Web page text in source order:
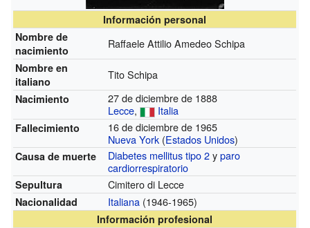
Información personal
Nombre de
nacimiento
Raffaele Attilio Amedeo Schipa
Nombre en
italiano
Tito Schipa
Nacimiento
27 de diciembre de 1888
Lecce, Italia
Fallecimiento
16 de diciembre de 1965
Nueva York (Estados Unidos)
Causa de muerte Diabetes mellitus tipo 2yparo
cardiorrespiratorio
Sepultura Cimitero di Lecce
Nacionalidad Italiana (1946-1965)
Información profesional